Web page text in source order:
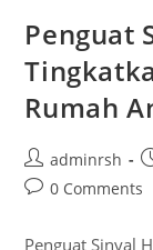
Penguat
Rumah
Post
author:
adminrsh
Post0 Comments
Penguat Sinyal